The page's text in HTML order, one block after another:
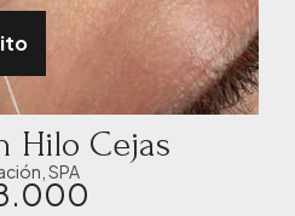
Hilo Cejas
SPA